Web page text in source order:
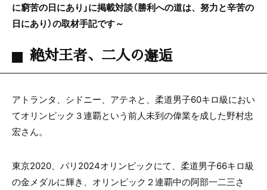
に窮苦の日にあり」に掲載対談（勝利への道は、努力と辛苦の
日にあり）の取材手記です～
絶対王者、二人の邂逅
アトランタ、シドニー、アテネと、柔道男子60キロ級におい
てオリンピック３連覇という前人未到の偉業を成した野村忠
宏さん。
東京2020、パリ2024オリンピックにて、柔道男子66キロ級
の金メダルに輝き、オリンピック２連覇中の阿部一二三さ